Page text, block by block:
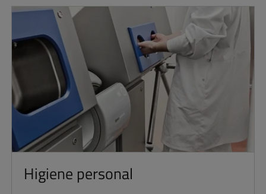
Higiene personal